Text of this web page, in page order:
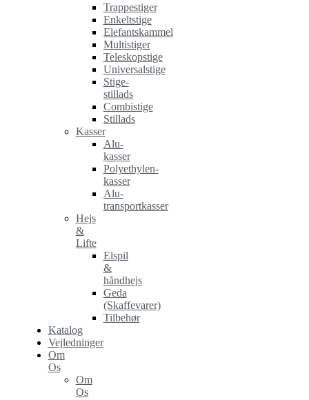
Trappestiger
Enkeltstige
Elefantskammel
Multistiger
Teleskopstige
Universalstige
Stige-
stillads
Combistige
Stillads
Kasser
Alu-
kasser
Polyethylen-
kasser
Alu-
transportkasser
Hejs
&
Lifte
Elspil
&
håndhejs
Geda
(Skaffevarer)
Tilbehør
Katalog
Vejledninger
Om
Os
Om
Os